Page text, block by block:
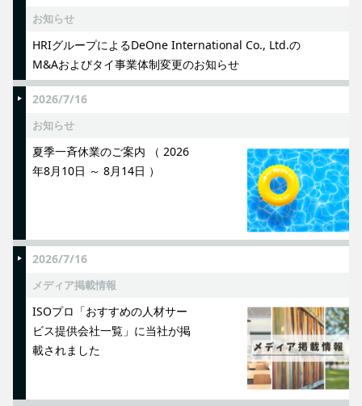
お知らせ
HRIグループによるDeOne International Co., Ltd.の
M&Aおよびタイ事業体制変更のお知らせ
2026/7/16
お知らせ
夏季一斉休業のご案内 （ 2026
年8月10日 ～ 8月14日 ）
2026/7/16
メディア掲載情報
ISOプロ「おすすめの人材サー
ビス提供会社一覧」に当社が掲
載されました